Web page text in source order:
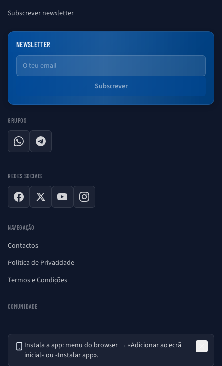
Subscrever newsletter
NEWSLETTER
Email
Subscrever
GRUPOS
WhatsAppTelegram
REDES SOCIAIS
Facebook
X YouTubeInstagram
NAVEGAÇÃO
Contactos
Politica de Privacidade
Termos e Condições
COMUNIDADE
Instala a app: menu do browser → «Adicionar ao ecrã
inicial» ou «Instalar app».